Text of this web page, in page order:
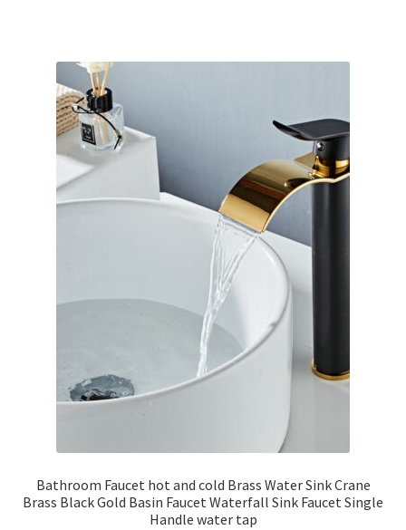
Bathroom Faucet hot and cold Brass Water Sink Crane
Brass Black Gold Basin Faucet Waterfall Sink Faucet Single
Handle water tap